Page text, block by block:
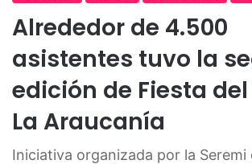
Alrededor de 4.500
asistentes tuvo la
edición de Fiesta
La Araucanía
Iniciativa organizada por la Seremi